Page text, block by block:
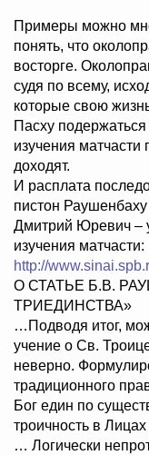
Примеры можно
понять, что
восторге.
судя по всему,
которые свою
Пасху подержаться
изучения матчасти
доходят.
И расплата
пистон Раушенбаху
Дмитрий Юревич –
изучения матчасти:
http://
О СТАТЬЕ Б.В.
ТРИЕДИНСТВА»
…Подводя итог,
учение о Св.
неверно.
традиционного
Бог един по
троичность в
… Логически